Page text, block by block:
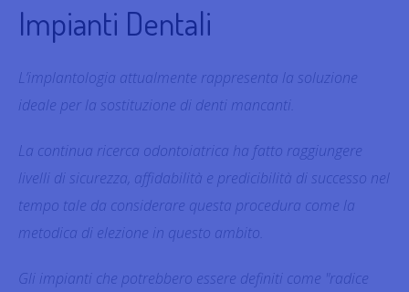
Impianti Dentali
L’implantologia attualmente rappresenta la soluzione
ideale per la sostituzione di denti mancanti.
La continua ricerca odontoiatrica ha fatto raggiungere
livelli di sicurezza, affidabilità e predicibilità di successo nel
tempo tale da considerare questa procedura come la
metodica di elezione in questo ambito.
Gli impianti che potrebbero essere definiti come "radice